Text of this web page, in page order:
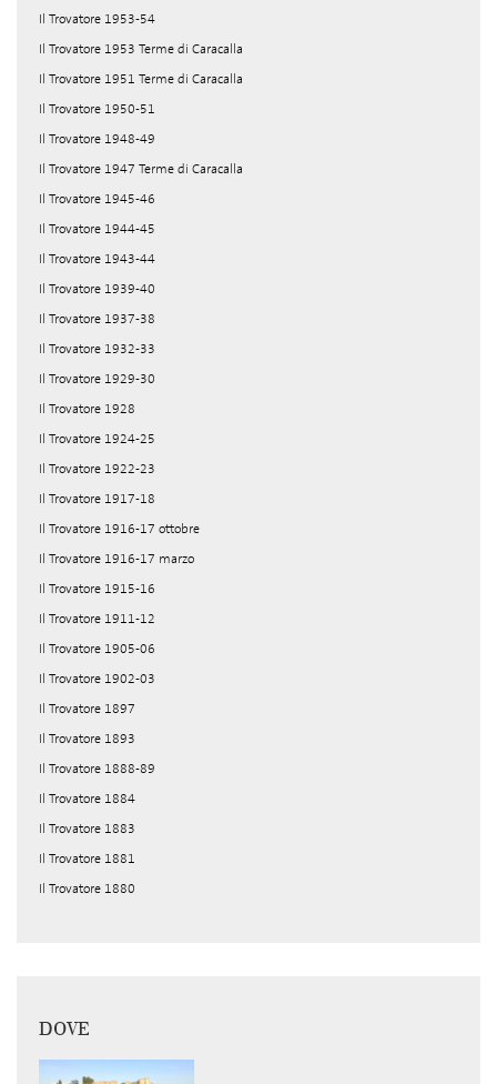
Il Trovatore 1953-54
Il Trovatore 1953 Terme di Caracalla
Il Trovatore 1951 Terme di Caracalla
Il Trovatore 1950-51
Il Trovatore 1948-49
Il Trovatore 1947 Terme di Caracalla
Il Trovatore 1945-46
Il Trovatore 1944-45
Il Trovatore 1943-44
Il Trovatore 1939-40
Il Trovatore 1937-38
Il Trovatore 1932-33
Il Trovatore 1929-30
Il Trovatore 1928
Il Trovatore 1924-25
Il Trovatore 1922-23
Il Trovatore 1917-18
Il Trovatore 1916-17 ottobre
Il Trovatore 1916-17 marzo
Il Trovatore 1915-16
Il Trovatore 1911-12
Il Trovatore 1905-06
Il Trovatore 1902-03
Il Trovatore 1897
Il Trovatore 1893
Il Trovatore 1888-89
Il Trovatore 1884
Il Trovatore 1883
Il Trovatore 1881
Il Trovatore 1880
DOVE